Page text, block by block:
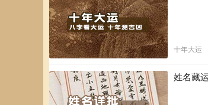
十年大运
姓名藏